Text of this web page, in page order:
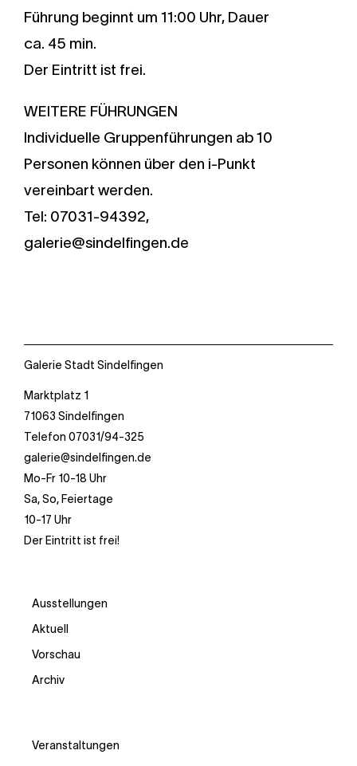
Führung beginnt um 11:00 Uhr, Dauer
ca. 45 min.
Der Eintritt ist frei.
WEITERE FÜHRUNGEN
Individuelle Gruppenführungen ab 10
Personen können über den i-Punkt
vereinbart werden.
Tel: 07031-94392,
galerie@sindelfingen.de
Galerie Stadt Sindelfingen
Marktplatz 1
71063 Sindelfingen
Telefon 07031/94-325
galerie@sindelfingen.de
Mo-Fr 10-18 Uhr
Sa, So, Feiertage
10-17 Uhr
Der Eintritt ist frei!
Ausstellungen
Aktuell
Vorschau
Archiv
Veranstaltungen